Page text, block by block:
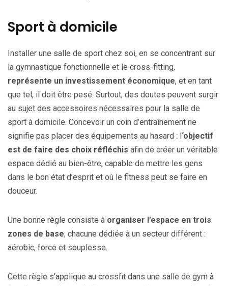
Sport à domicile
Installer une salle de sport chez soi, en se concentrant sur
la gymnastique fonctionnelle et le cross-fitting,
représente un investissement économique, et en tant
que tel, il doit être pesé. Surtout, des doutes peuvent surgir
au sujet des accessoires nécessaires pour la salle de
sport à domicile. Concevoir un coin d’entraînement ne
signifie pas placer des équipements au hasard : l ‘objectif
est de faire des choix réfléchis afin de créer un véritable
espace dédié au bien-être, capable de mettre les gens
dans le bon état d’esprit et où le fitness peut se faire en
douceur.
Une bonne règle consiste à organiser l’espace en trois
zones de base, chacune dédiée à un secteur différent :
aérobic, force et souplesse.
Cette règle s’applique au crossfit dans une salle de gym à